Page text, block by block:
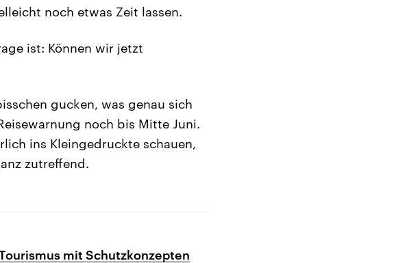
noch etwas Zeit lassen.
ist: Können wir jetzt
gucken, was genau sich
noch bis Mitte Juni.
ins Kleingedruckte schauen,
zutreffend.
mit Schutzkonzepten